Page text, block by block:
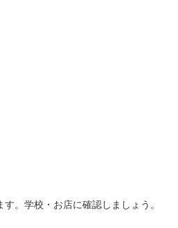
。学校・お店に確認しましょう。